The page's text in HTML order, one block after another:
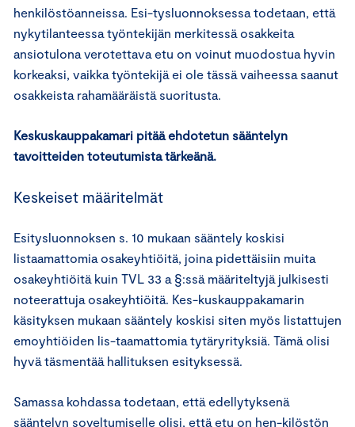
henkilöstöanneissa. Esi-tysluonnoksessa todetaan, että
nykytilanteessa työntekijän merkitessä osakkeita
ansiotulona verotettava etu on voinut muodostua hyvin
korkeaksi, vaikka työntekijä ei ole tässä vaiheessa saanut
osakkeista rahamääräistä suoritusta.
Keskuskauppakamari pitää ehdotetun sääntelyn
tavoitteiden toteutumista tärkeänä.
Keskeiset määritelmät
Esitysluonnoksen s. 10 mukaan sääntely koskisi
listaamattomia osakeyhtiöitä, joina pidettäisiin muita
osakeyhtiöitä kuin TVL 33 a §:ssä määriteltyjä julkisesti
noteerattuja osakeyhtiöitä. Kes-kuskauppakamarin
käsityksen mukaan sääntely koskisi siten myös listattujen
emoyhtiöiden lis-taamattomia tytäryrityksiä. Tämä olisi
hyvä täsmentää hallituksen esityksessä.
Samassa kohdassa todetaan, että edellytyksenä
sääntelyn soveltumiselle olisi, että etu on hen-kilöstön